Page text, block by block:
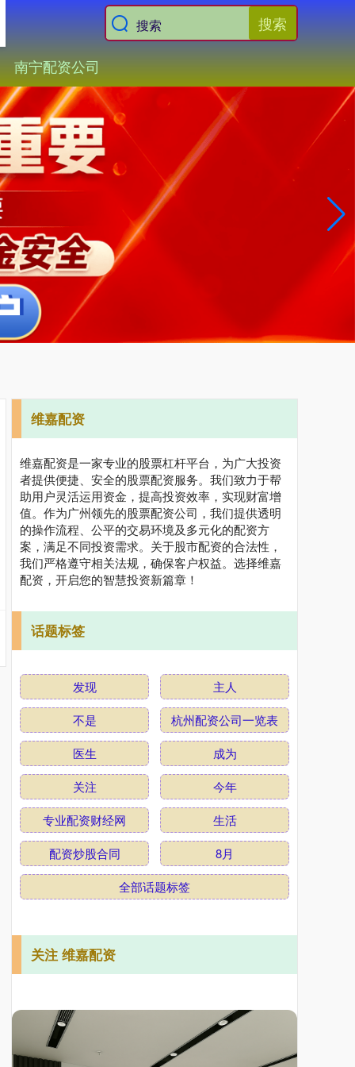
搜索
南宁配资公司
维嘉配资
维嘉配资是一家专业的股票杠杆平台，为广大投资
者提供便捷、安全的股票配资服务。我们致力于帮
助用户灵活运用资金，提高投资效率，实现财富增
值。作为广州领先的股票配资公司，我们提供透明
的操作流程、公平的交易环境及多元化的配资方
案，满足不同投资需求。关于股市配资的合法性，
我们严格遵守相关法规，确保客户权益。选择维嘉
配资，开启您的智慧投资新篇章！
话题标签
发现
主人
不是
杭州配资公司一览表
医生
成为
关注
今年
专业配资财经网
生活
配资炒股合同
8月
全部话题标签
关注 维嘉配资